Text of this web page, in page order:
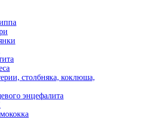
столбняка, коклюша,
энцефалита